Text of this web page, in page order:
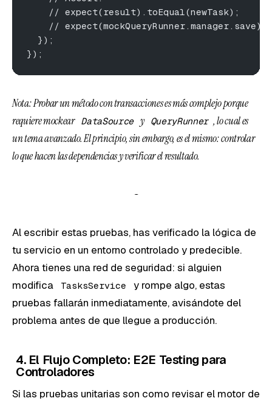
    // expect(result).toEqual(newTask);
//
  });
});
Nota: Probar un método con transacciones es más complejo porque
requiere mockear DataSource y QueryRunner , lo cual es
un tema avanzado. El principio, sin embargo, es el mismo: controlar
lo que hacen las dependencias y verificar el resultado.
Al escribir estas pruebas, has verificado la lógica de
tu servicio en un entorno controlado y predecible.
Ahora tienes una red de seguridad: si alguien
modifica
TasksService
y rompe algo, estas
pruebas fallarán inmediatamente, avisándote del
problema antes de que llegue a producción.
4. El Flujo Completo: E2E Testing para
Controladores
Si las pruebas unitarias son como revisar el motor de